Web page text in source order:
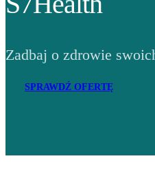
Zadbaj o zdrowie
SPRAWDŹ OFERTĘ